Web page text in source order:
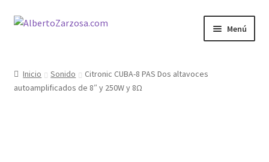
Ir
Ir
Menú
AZ Carrito
Inicio Sonido
Citronic CUBA-8 PAS Dos altavoces
autoamplificados de 8″ y 250W y 8Ω